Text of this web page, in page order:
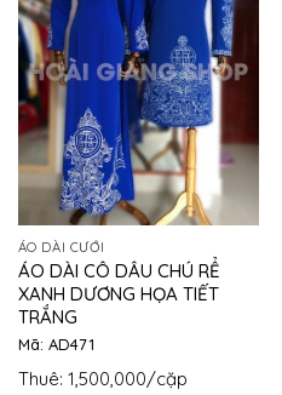
ÁO DÀI CƯỚI
ÁO DÀI CÔ DÂU CHÚ RỂ
XANH DƯƠNG HỌA TIẾT
TRẮNG
Mã: AD471
Thuê: 1,500,000/cặp